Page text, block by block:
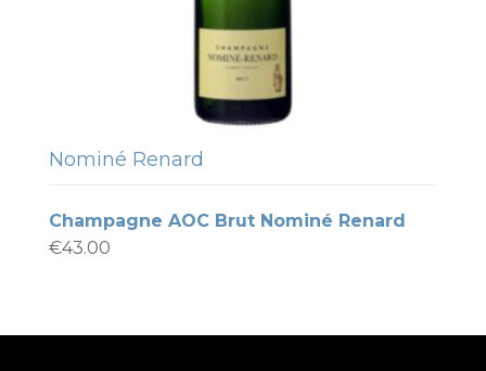
Nominé Renard
Champagne AOC Brut Nominé Renard
€43.00